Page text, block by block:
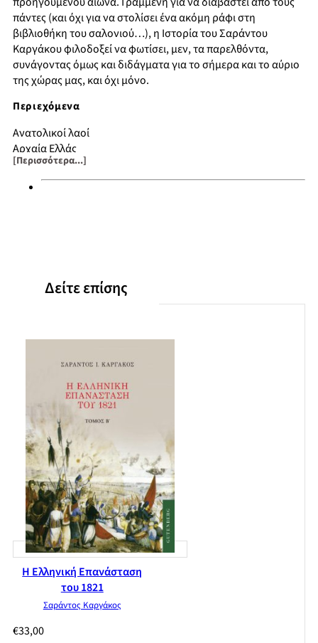
πάντες (και όχι για να στολίσει ένα ακόμη ράφι στη
βιβλιοθήκη του σαλονιού…), η Ιστορία του Σαράντου
Καργάκου φιλοδοξεί να φωτίσει, μεν, τα παρελθόντα,
συνάγοντας όμως και διδάγματα για το σήμερα και το αύριο
της χώρας μας, και όχι μόνο.
Περιεχόμενα
Ανατολικοί λαοί
Αρχαία Ελλάς
Ελληνιστικοί χρόνοι
Ρωμαϊκοί χρόνοι
[Περισσότερα...]
Δείτε επίσης
Η Ελληνική Επανάσταση
του 1821
Σαράντος Καργάκος
€33,00